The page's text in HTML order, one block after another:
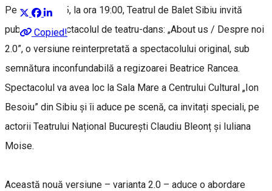
Copied!
Pe 2 iulie 2025, la ora 19:00, Teatrul de Balet Sibiu invită
publicul la spectacolul de teatru-dans: „About us / Despre noi
2.0”, o versiune reinterpretată a spectacolului original, sub
semnătura inconfundabilă a regizoarei Beatrice Rancea.
Spectacolul va avea loc la Sala Mare a Centrului Cultural „Ion
Besoiu” din Sibiu și îi aduce pe scenă, ca invitați speciali, pe
actorii Teatrului Național București Claudiu Bleonț și Iuliana
Moise.
Această nouă versiune – varianta 2.0 – aduce o abordare